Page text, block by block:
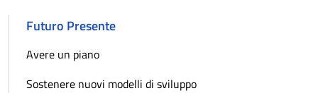
Futuro Presente
Avere un piano
Sostenere nuovi modelli di sviluppo